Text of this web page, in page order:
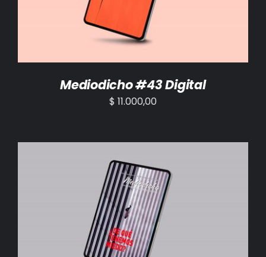
Mediodicho #43 Digital
$ 11.000,00
AÑADIR AL CARRITO /